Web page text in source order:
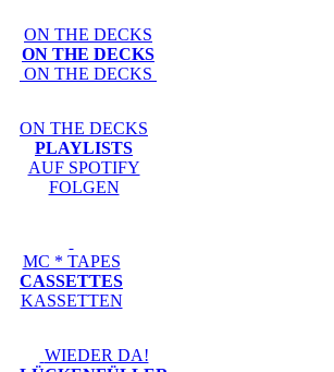
ON THE DECKS
ON THE DECKS
ON THE DECKS
ON THE DECKS
PLAYLISTS
AUF SPOTIFY
FOLGEN
MC * TAPES
CASSETTES
KASSETTEN
WIEDER DA!